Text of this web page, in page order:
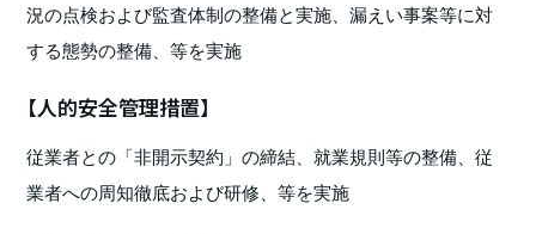
況の点検および監査体制の整備と実施、漏えい事案等に対
する態勢の整備、等を実施
【人的安全管理措置】
従業者との「非開示契約」の締結、就業規則等の整備、従
業者への周知徹底および研修、等を実施